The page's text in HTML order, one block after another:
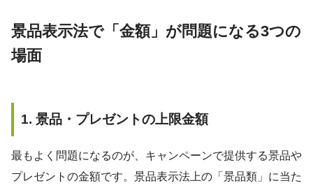
景品表示法で「金額」が問題になる3つの
場面
1. 景品・プレゼントの上限金額
最もよく問題になるのが、キャンペーンで提供する景品や
プレゼントの金額です。景品表示法上の「景品類」に当た